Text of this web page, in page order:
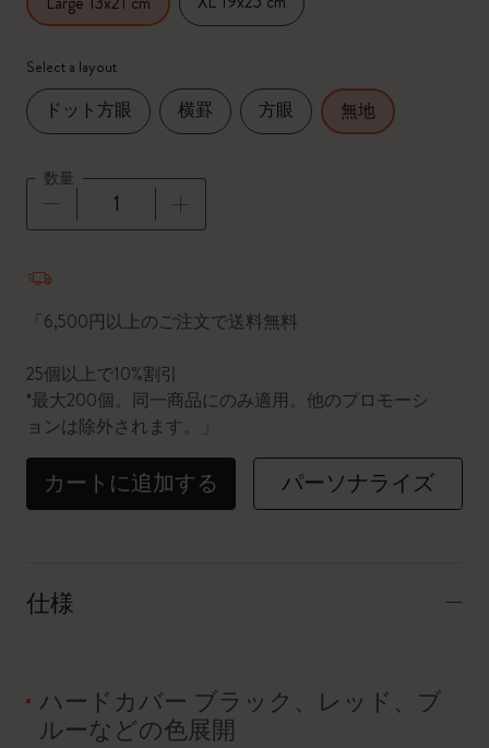
Select a layout
ドット方眼 横罫 方眼 無地
数量
「6,500円以上のご注文で送料無料
25個以上で10%割引
*最大200個。同一商品にのみ適用。他のプロモーシ
ョンは除外されます。」
カートに追加する パーソナライズ
仕様
ハードカバー ブラック、レッド、ブ
ルーなどの色展開